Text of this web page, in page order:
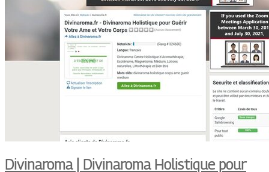
Divinaroma | Divinaroma Holistique pour